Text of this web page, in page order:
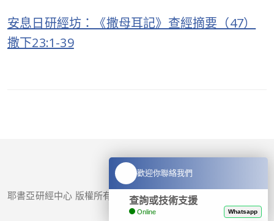
安息日研經坊：《撒母耳記》查經摘要（47）
撒下23:1-39
耶書亞研經中心 版權所有 © 2017-2026
歡迎你聯絡我們
查詢或技術支援
Online Whatsapp